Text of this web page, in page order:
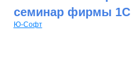
семинар фирмы 1С
Ю-Софт